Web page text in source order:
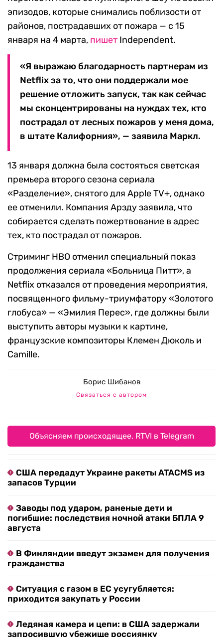
эпизодов, которые снимались поблизости от
районов, пострадавших от пожара — с 15
января на 4 марта, пишет Independent.
«Я выражаю благодарность партнерам из
Netflix за то, что они поддержали мое
решение отложить запуск, так как сейчас
мы сконцентрированы на нуждах тех, кто
пострадал от лесных пожаров у меня дома,
в штате Калифорния», — заявила Маркл.
13 января должна была состояться светская
премьера второго сезона сериала
«Разделение», снятого для Apple TV+, однако
ее отменили. Компания Apзду заявила, что
собирается сделать пожертвование в адрес
тех, кто пострадал от пожаров.
Стриминг HBO отменил специальный показ
продолжения сериала «Больница Питт», а
Netflix отказался от проведения мероприятия,
посвященного фильму-триумфатору «Золотого
глобуса» — «Эмилия Перес», где должны были
выступить авторы музыки к картине,
французские композиторы Клемен Дюколь и
Camille.
Борис Шибанов
Связаться с автором
Объясняем происходящее. RTVI в Telegram
США передадут Украине ракеты ATACMS из
запасов Турции
Заводы под ударом, раненые дети и
погибшие: последствия ночной атаки БПЛА 9
августа
В Финляндии введут экзамен для получения
гражданства
Ситуация с газом в ЕС усугубляется:
приходится закупать у России
Ледяная камера и цепи: в США задержали
запросившую убежище россиянку